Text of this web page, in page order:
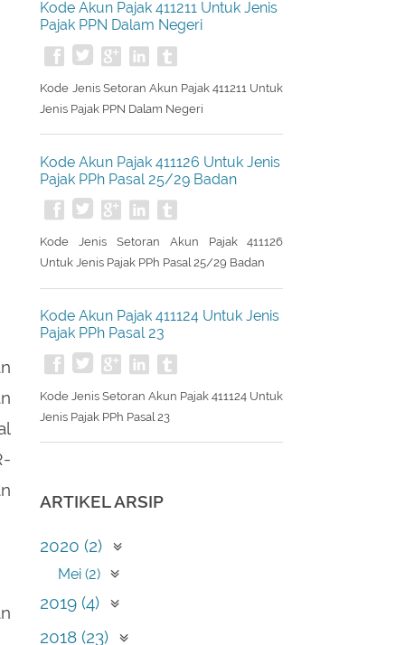
Kode Akun Pajak 411211 Untuk Jenis
Pajak PPN Dalam Negeri
Kode Jenis Setoran Akun Pajak 411211 Untuk
Jenis Pajak PPN Dalam Negeri
Kode Akun Pajak 411126 Untuk Jenis
Pajak PPh Pasal 25/29 Badan
Kode Jenis Setoran Akun Pajak 411126
Untuk Jenis Pajak PPh Pasal 25/29 Badan
Kode Akun Pajak 411124 Untuk Jenis
Pajak PPh Pasal 23
Kode Jenis Setoran Akun Pajak 411124 Untuk
Jenis Pajak PPh Pasal 23
ARTIKEL ARSIP
2020 (2)
Mei (2)
2019 (4)
April (1)
2018 (23)